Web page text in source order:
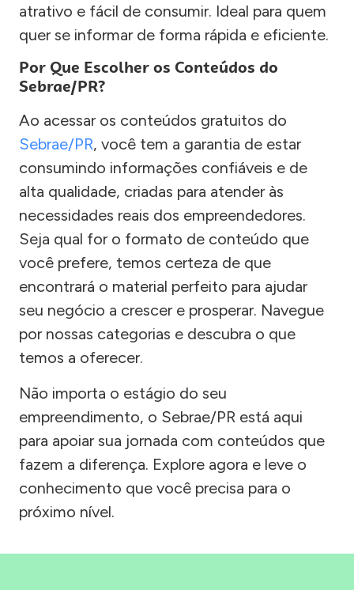
atrativo e fácil de consumir. Ideal para quem
quer se informar de forma rápida e eficiente.
Por Que Escolher os Conteúdos do
Sebrae/PR?
Ao acessar os conteúdos gratuitos do
Sebrae/PR, você tem a garantia de estar
consumindo informações confiáveis e de
alta qualidade, criadas para atender às
necessidades reais dos empreendedores.
Seja qual for o formato de conteúdo que
você prefere, temos certeza de que
encontrará o material perfeito para ajudar
seu negócio a crescer e prosperar. Navegue
por nossas categorias e descubra o que
temos a oferecer.
Não importa o estágio do seu
empreendimento, o Sebrae/PR está aqui
para apoiar sua jornada com conteúdos que
fazem a diferença. Explore agora e leve o
conhecimento que você precisa para o
próximo nível.